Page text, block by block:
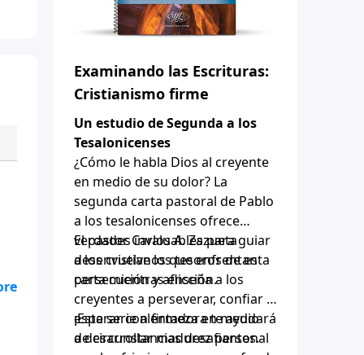
Examinando las Escrituras:
Cristianismo firme
Un estudio de Segunda a los
Tesalonicenses
¿Cómo le habla Dios al creyente
en medio de su dolor? La
segunda carta pastoral de Pablo
a los tesalonicenses ofrece
verdades invaluables para guiar
a los cristianos que enfrentan
persecución y aflicción.
El pastor Carlos A. Zazueta
desenvuelve los tesoros de esta
carta mientras enseña a los
creyentes a perseverar, confiar y
esperar con firmeza en medio
de circunstancias desafiantes.
¡Esta serie alentadora te ayudará
a desarrollar madurez personal